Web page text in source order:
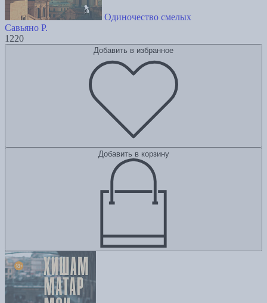
Одиночество смелых
Савьяно Р.
1220
Добавить в избранное
Добавить в корзину